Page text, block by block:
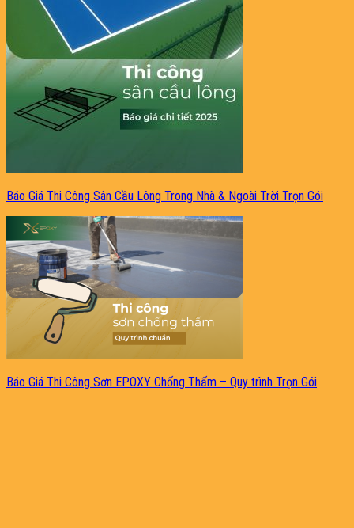
Báo Giá Thi Công Sân Cầu Lông Trong Nhà & Ngoài Trời Trọn Gói
Báo Giá Thi Công Sơn EPOXY Chống Thấm – Quy trình Trọn Gói